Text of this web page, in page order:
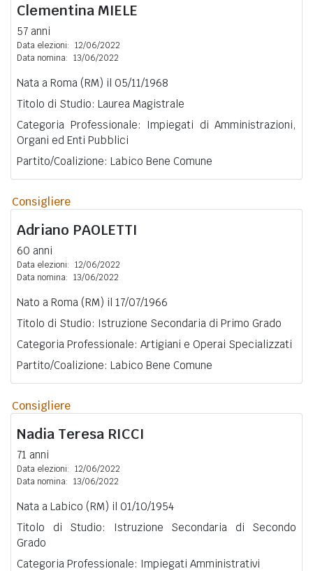
Clementina MIELE
57 anni
Data elezioni: 12/06/2022
Data nomina: 13/06/2022
Nata a Roma (RM) il 05/11/1968
Titolo di Studio: Laurea Magistrale
Categoria Professionale: Impiegati di Amministrazioni,
Organi ed Enti Pubblici
Partito/Coalizione: Labico Bene Comune
Consigliere
Adriano PAOLETTI
60 anni
Data elezioni: 12/06/2022
Data nomina: 13/06/2022
Nato a Roma (RM) il 17/07/1966
Titolo di Studio: Istruzione Secondaria di Primo Grado
Categoria Professionale: Artigiani e Operai Specializzati
Partito/Coalizione: Labico Bene Comune
Consigliere
Nadia Teresa RICCI
71 anni
Data elezioni: 12/06/2022
Data nomina: 13/06/2022
Nata a Labico (RM) il 01/10/1954
Titolo di Studio: Istruzione Secondaria di Secondo
Grado
Categoria Professionale: Impiegati Amministrativi